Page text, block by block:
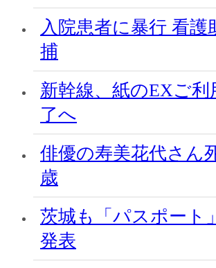
入院患者に暴行 看護
捕
新幹線、紙のEXご利
了へ
俳優の寿美花代さん
歳
茨城も「パスポート
発表